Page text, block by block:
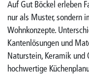
Auf Gut Böckel erleben
nur als Muster, sondern
Wohnkonzepte.
Kantenlösungen und
Naturstein, Keramik
hochwertige